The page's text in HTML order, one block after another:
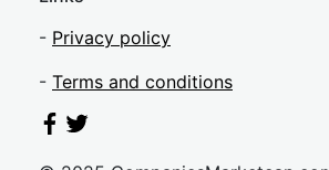
- Privacy policy
- Terms and conditions